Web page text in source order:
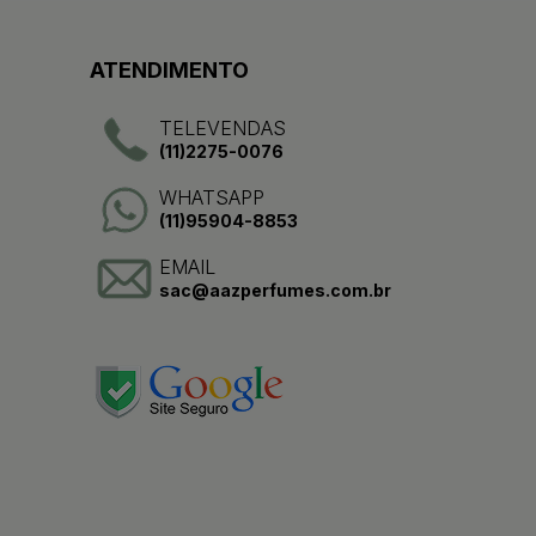
ATENDIMENTO
TELEVENDAS
(11)2275-0076
WHATSAPP
(11)95904-8853
EMAIL
sac@aazperfumes.com.br